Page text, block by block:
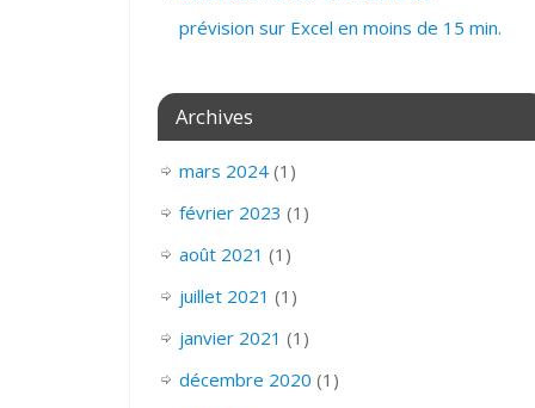
prévision sur Excel en moins de 15 min.
Archives
mars 2024(1)
février 2023 (1)
août 2021 (1)
juillet 2021 (1)
janvier 2021 (1)
décembre 2020 (1)